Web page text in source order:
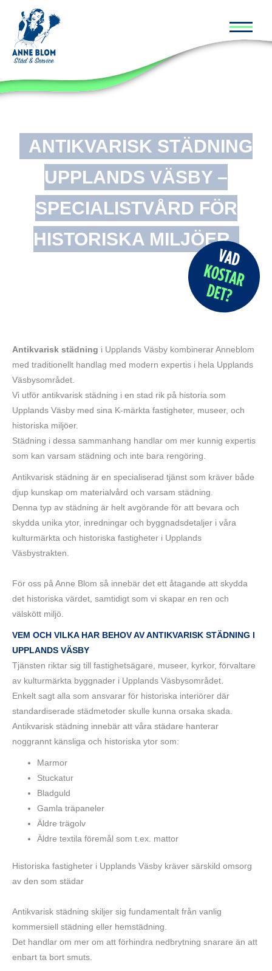
ANTIKVARISK STÄDNING
UPPLANDS VÄSBY –
SPECIALISTVÅRD FÖR
HISTORISKA MILJÖER
Antikvarisk städning i Upplands Väsby kombinerar Anneblom
med traditionellt handlag med modern expertis i hela Upplands
Väsbysområdet.
Vi utför antikvarisk städning i en stad rik på historia som
Upplands Väsby med sina K-märkta fastigheter, museer, och
historiska miljöer.
Städning i dessa sammanhang handlar om mer kunnig expertis
som kan varsam städning och inte bara rengöring.
Antikvarisk städning är en specialiserad tjänst som kräver både
djup kunskap om materialvård och varsam städning.
Denna typ av städning är helt avgörande för att bevara och
skydda unika ytor, inredningar och byggnadsdetaljer i våra
kulturmärkta och historiska fastigheter i Upplands
Väsbystrakten.
För oss på Anne Blom så innebär det ett åtagande att skydda
det historiska värdet, samtidigt som vi skapar en ren och
välskött miljö.
VEM OCH VILKA HAR BEHOV AV ANTIKVARISK STÄDNING I
UPPLANDS VÄSBY
Tjänsten riktar sig till fastighetsägare, museer, kyrkor, förvaltare
av kulturmärkta byggnader i Upplands Väsbysområdet.
Enkelt sagt alla som ansvarar för historiska interiörer där
standardiserade städmetoder skulle kunna orsaka skada.
Antikvarisk städning innebär att våra städare hanterar
noggrannt känsliga och historiska ytor som:
Marmor
Stuckatur
Bladguld
Gamla träpaneler
Äldre trägolv
Äldre textila föremål som t.ex. mattor
Historiska fastigheter i Upplands Väsby kräver särskild omsorg
av den som städar
Antikvarisk städning skiljer sig fundamentalt från vanlig
kommersiell städning eller hemstädning.
Det handlar om mer om att förhindra nedbrytning snarare än att
enbart ta bort smuts.